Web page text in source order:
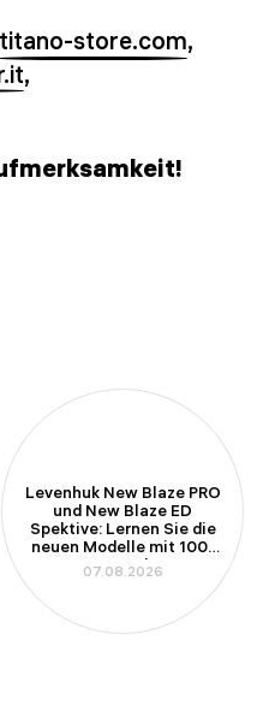
titano-store.com,
,
Levenhuk New Blaze PRO
und New Blaze ED
Spektive: Lernen Sie die
neuen Modelle mit 100-
mm-Apertur kennen
07.08.2026